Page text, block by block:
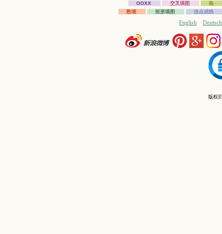
OOXX
交叉填图
岛
数墙
矩形填图 连点成线
English Deutsch
版权